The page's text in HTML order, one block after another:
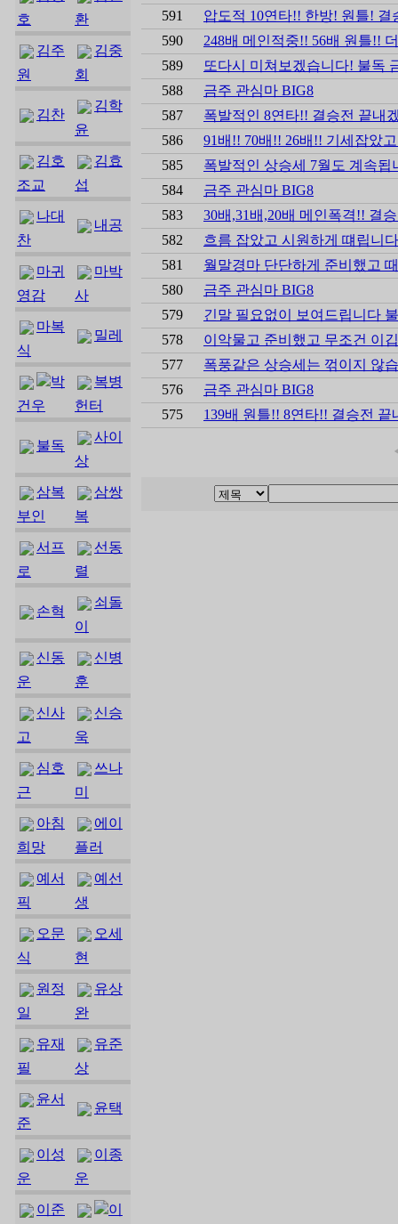
호
환
김주
원
김중
회
김찬
김학
윤
김호
조교
김효
섭
나대
찬
내공
마귀
영감
마박
사
마복
식
밀레
박
건우
복병
헌터
불독
사이
상
삼복
부인
삼쌍
복
서프
로
선동
렬
손혁
쇠돌
이
신동
운
신병
훈
신사
고
신승
욱
심호
근
쓰나
미
아침
희망
에이
플러
예서
픽
예선
생
오문
식
오세
현
원정
일
유상
완
유재
필
유준
상
윤서
준
윤택
이성
운
이종
운
이준
이
591
압도적 10연타!! 한방! 원틀! 결
590
248배 메인적중!! 56배 원틀!!
589
또다시 미쳐보겠습니다! 불독
588
금주 관심마 BIG8
587
폭발적인 8연타!! 결승전 끝내
586
91배!! 70배!! 26배!! 기세잡았
585
폭발적인 상승세 7월도 계속됩
584
금주 관심마 BIG8
583
30배,31배,20배 메인폭격!! 결
582
흐름 잡았고 시원하게 떄립니
581
월말경마 단단하게 준비했고
580
금주 관심마 BIG8
579
긴말 필요없이 보여드립니다
578
이악물고 준비했고 무조건 이
577
폭풍같은 상승세는 꺾이지 않
576
금주 관심마 BIG8
575
139배 원틀!! 8연타!! 결승전 끝